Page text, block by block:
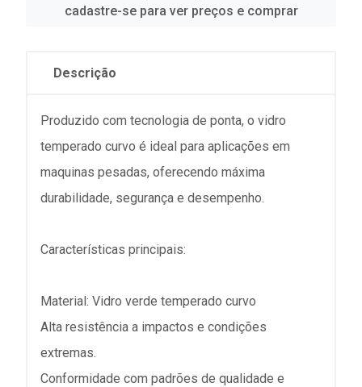
cadastre-se para ver preços e comprar
Descrição
Produzido com tecnologia de ponta, o vidro
temperado curvo é ideal para aplicações em
maquinas pesadas, oferecendo máxima
durabilidade, segurança e desempenho.
Características principais:
Material: Vidro verde temperado curvo
Alta resistência a impactos e condições
extremas.
Conformidade com padrões de qualidade e